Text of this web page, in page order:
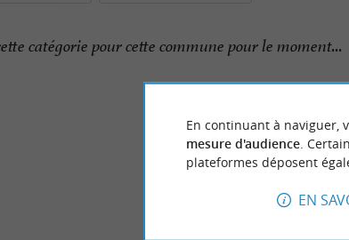
catégorie pour cette commune pour le moment...
En continuant à naviguer,
mesure d'audience.
plateformes déposent
EN